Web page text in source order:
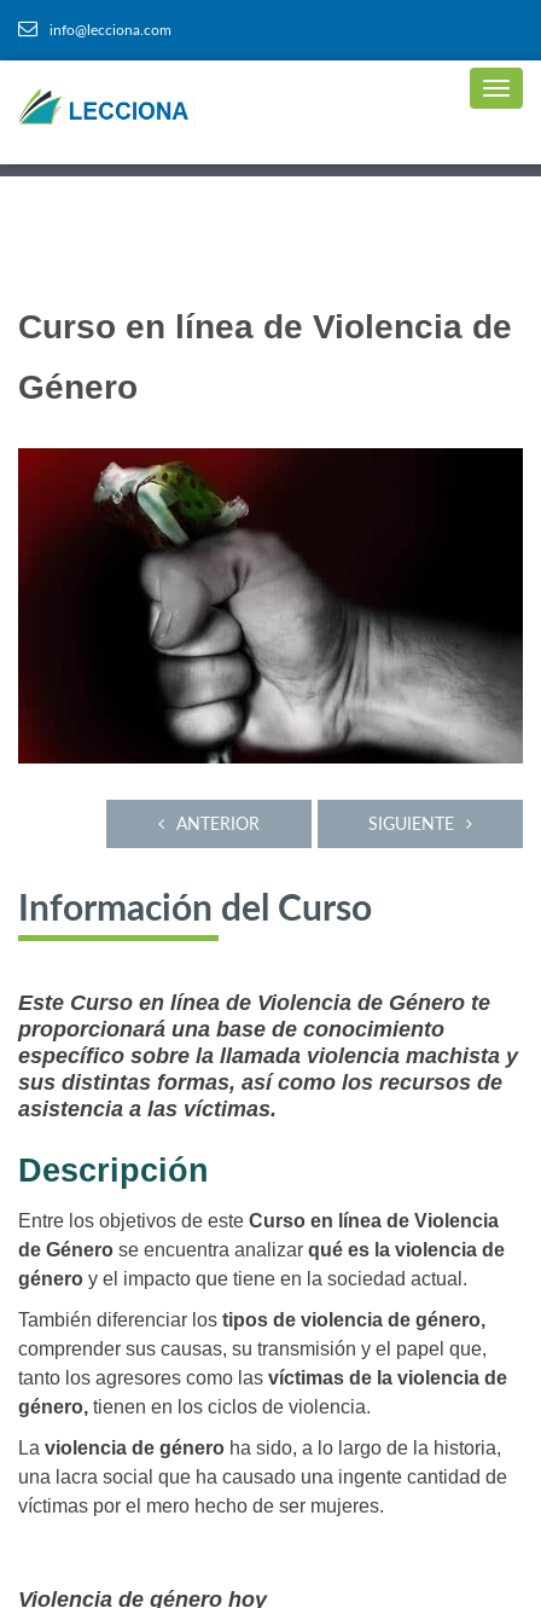
info@lecciona.com
Curso en línea de Violencia de
Género
SIGUIENTE
ANTERIOR
Información del Curso
Este Curso en línea de Violencia de Género te
proporcionará una base de conocimiento
específico sobre la llamada violencia machista y
sus distintas formas, así como los recursos de
asistencia a las víctimas.
Descripción
Entre los objetivos de este Curso en línea de Violencia
de Género se encuentra analizar qué es la violencia de
género y el impacto que tiene en la sociedad actual.
También diferenciar los tipos de violencia de género,
comprender sus causas, su transmisión y el papel que,
tanto los agresores como las víctimas de la violencia de
género, tienen en los ciclos de violencia.
La violencia de género ha sido, a lo largo de la historia,
una lacra social que ha causado una ingente cantidad de
víctimas por el mero hecho de ser mujeres.
Violencia de género hoy